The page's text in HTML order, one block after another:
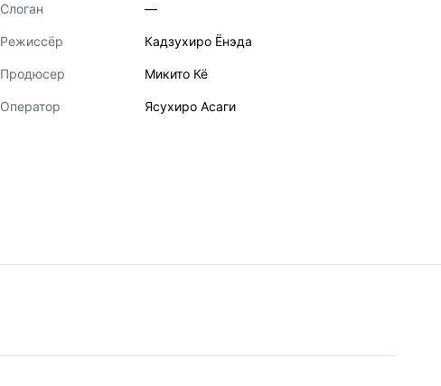
Слоган —
Режиссёр Кадзухиро Ёнэда
Продюсер Микито Кё
Оператор Ясухиро Асаги